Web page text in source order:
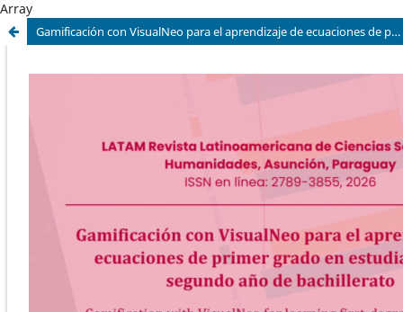
Array
Gamificación con VisualNeo para el aprendizaje de ecuaciones de primer grado en estudiantes de segundo año de bachillerato